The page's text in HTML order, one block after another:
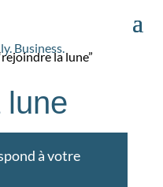
la lune”
lune
à votre